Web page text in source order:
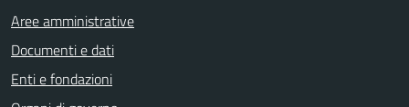
Aree amministrative
Documenti e dati
Enti e fondazioni